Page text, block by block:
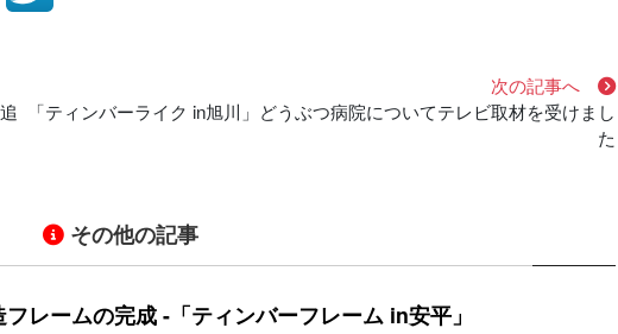
次の記事へ
「ティンバーライク in旭川」どうぶつ病院についてテレビ取材を受けまし
た
その他の記事
フレームの完成 -「ティンバーフレーム in安平」